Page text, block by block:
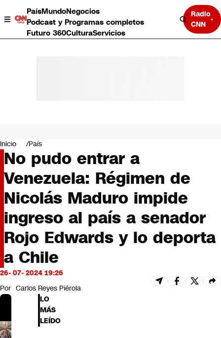
PaísMundoNegocios
Podcast y Programas completos
Futuro 360CulturaServicios
Radio
CNN
Negocios
Deportes
Programas completos
Cultura
Servicios
Bits
CNN tiempo
Futuro 360
Opinión
Inicio País
No pudo entrar a
Venezuela: Régimen de
Nicolás Maduro impide
ingreso al país a senador
Rojo Edwards y lo deporta
a Chile
26- 07- 2024 19:26
Por Carlos Reyes Piérola
LO
MÁS
LEÍDO